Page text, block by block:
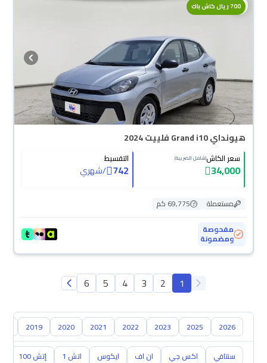
700 ريال كاش باك
هيونداي Grand i10 فلييت 2024
سعر الكاش(شامل الضريبة)
34,000
التقسيط
742
/شهري
مستعملة
69,775 كم
مفحوصة
ومضمونة
1
2
3
4
5
6
2026
2025
2023
2022
2021
2020
2019
سنتافي اكس جي ان اف ايكوس اتش 1 إتش 100